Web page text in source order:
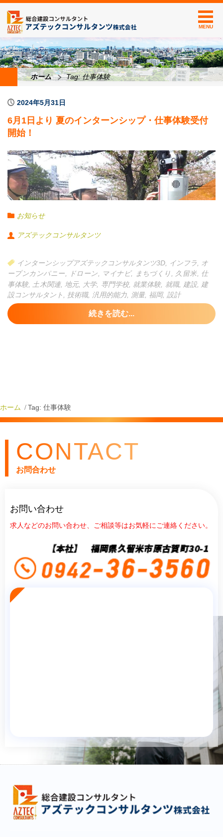
MENU
ホーム Tag: 仕事体験
2024年5月31日
6月1日より 夏のインターンシップ・仕事体験受付
開始！
通年実施してきた1dayの仕事体験に加え、今年は5dayの汎用的能
力型インターンシップを実施いたします。
お知らせ
アズテックコンサルタンツ
インターンシップアズテックコンサルタンツ3D, インフラ, オ
ープンカンパニー, ドローン, マイナビ, まちづくり, 久留米, 仕
事体験, 土木関連, 地元, 大学, 専門学校, 就業体験, 就職, 建設, 建
設コンサルタント
技術職, 汎用的能力 測量, 福岡, 設計
続きを読む...
ホーム Tag: 仕事体験
CONTACT
お問合わせ
お問い合わせ
求人などのお問い合わせ、ご相談等はお気軽にご連絡ください。